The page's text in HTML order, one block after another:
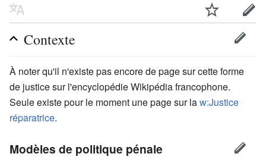
Contexte
À noter qu'il n'existe pas encore de page sur cette forme
de justice sur l'encyclopédie Wikipédia francophone.
Seule existe pour le moment une page sur law:Justice
réparatrice.
Modèles de politique pénale